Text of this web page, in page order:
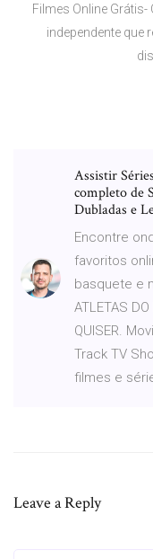
Filmes Online
independente que
Assistir
completo de
Dubladas e
Encontre
favoritos
basquete e
ATLETAS
QUISER.
Track TV
filmes e
Leave a Reply